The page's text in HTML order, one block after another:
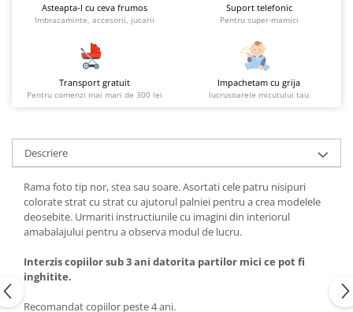
Asteapta-l cu ceva frumos
Imbracaminte, accesorii, jucarii
Suport telefonic
Pentru super-mamici
Transport gratuit
Pentru comenzi mai mari de 300 lei
Impachetam cu grija
lucrusoarele micutului tau
Descriere
Rama foto tip nor, stea sau soare. Asortati cele patru nisipuri
colorate strat cu strat cu ajutorul palniei pentru a crea modelele
deosebite. Urmariti instructiunile cu imagini din interiorul
amabalajului pentru a observa modul de lucru.
Interzis copiilor sub 3 ani datorita partilor mici ce pot fi
inghitite.
Recomandat copiilor peste 4 ani.